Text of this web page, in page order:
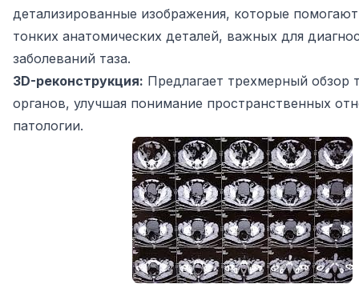
детализированные изображения, которые
тонких анатомических деталей, важных для
заболеваний таза.
3D-реконструкция: Предлагает трехмерный обзор
органов, улучшая понимание пространственных
патологии.